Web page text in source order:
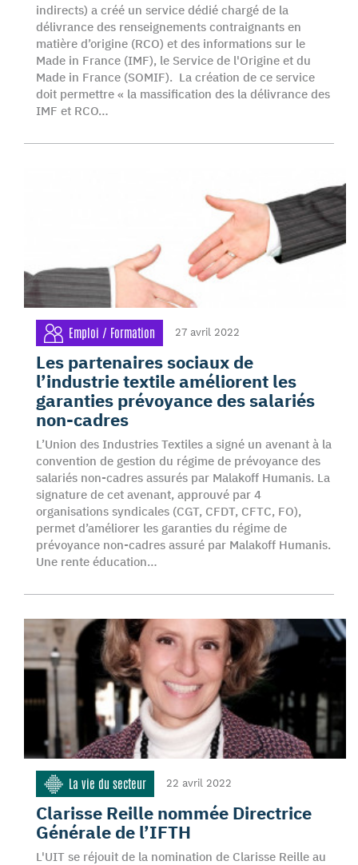
indirects) a créé un service dédié chargé de la
délivrance des renseignements contraignants en
matière d’origine (RCO) et des informations sur le
Made in France (IMF), le Service de l'Origine et du
Made in France (SOMIF). La création de ce service
doit permettre « la massification des la délivrance des
IMF et RCO…
Emploi / Formation 27 avril 2022
Les partenaires sociaux de
l’industrie textile améliorent les
garanties prévoyance des salariés
non-cadres
L’Union des Industries Textiles a signé un avenant à la
convention de gestion du régime de prévoyance des
salariés non-cadres assurés par Malakoff Humanis. La
signature de cet avenant, approuvé par 4
organisations syndicales (CGT, CFDT, CFTC, FO),
permet d’améliorer les garanties du régime de
prévoyance non-cadres assuré par Malakoff Humanis.
Une rente éducation…
La vie du secteur 22 avril 2022
Clarisse Reille nommée Directrice
Générale de l’IFTH
L'UIT se réjouit de la nomination de Clarisse Reille au